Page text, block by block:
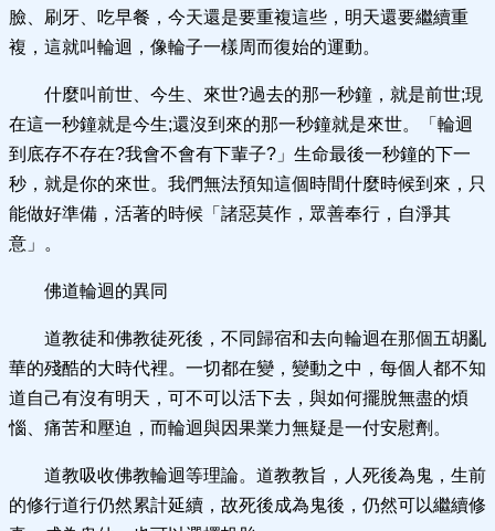
臉、刷牙、吃早餐，今天還是要重複這些，明天還要繼續重
複，這就叫輪迴，像輪子一樣周而復始的運動。
什麼叫前世、今生、來世?過去的那一秒鐘，就是前世;現
在這一秒鐘就是今生;還沒到來的那一秒鐘就是來世。「輪迴
到底存不存在?我會不會有下輩子?」生命最後一秒鐘的下一
秒，就是你的來世。我們無法預知這個時間什麼時候到來，只
能做好準備，活著的時候「諸惡莫作，眾善奉行，自淨其
意」。
佛道輪迴的異同
道教徒和佛教徒死後，不同歸宿和去向輪迴在那個五胡亂
華的殘酷的大時代裡。一切都在變，變動之中，每個人都不知
道自己有沒有明天，可不可以活下去，與如何擺脫無盡的煩
惱、痛苦和壓迫，而輪迴與因果業力無疑是一付安慰劑。
道教吸收佛教輪迴等理論。道教教旨，人死後為鬼，生前
的修行道行仍然累計延續，故死後成為鬼後，仍然可以繼續修